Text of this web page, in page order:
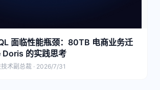
面临性能瓶颈：80TB 电商业务迁
的实践思考
术副总裁 · 2026/7/31